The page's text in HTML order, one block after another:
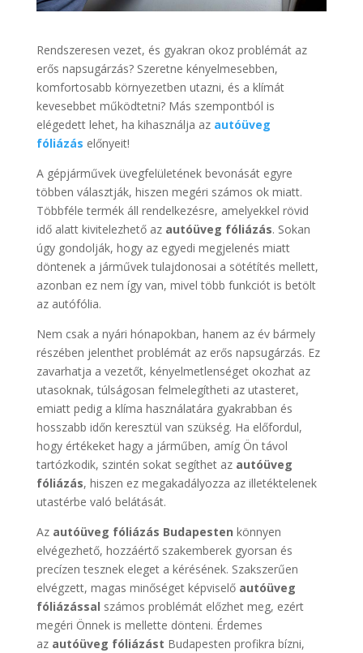
Rendszeresen vezet, és gyakran okoz problémát az
erős napsugárzás? Szeretne kényelmesebben,
komfortosabb környezetben utazni, és a klímát
kevesebbet működtetni? Más szempontból is
elégedett lehet, ha kihasználja az autóüveg
fóliázás előnyeit!
A gépjárművek üvegfelületének bevonását egyre
többen választják, hiszen megéri számos ok miatt.
Többféle termék áll rendelkezésre, amelyekkel rövid
idő alatt kivitelezhető az autóüveg fóliázás. Sokan
úgy gondolják, hogy az egyedi megjelenés miatt
döntenek a járművek tulajdonosai a sötétítés mellett,
azonban ez nem így van, mivel több funkciót is betölt
az autófólia.
Nem csak a nyári hónapokban, hanem az év bármely
részében jelenthet problémát az erős napsugárzás. Ez
zavarhatja a vezetőt, kényelmetlenséget okozhat az
utasoknak, túlságosan felmelegítheti az utasteret,
emiatt pedig a klíma használatára gyakrabban és
hosszabb időn keresztül van szükség. Ha előfordul,
hogy értékeket hagy a járműben, amíg Ön távol
tartózkodik, szintén sokat segíthet az autóüveg
fóliázás, hiszen ez megakadályozza az illetéktelenek
utastérbe való belátását.
Azautóüveg fóliázás Budapesten könnyen
elvégezhető, hozzáértő szakemberek gyorsan és
precízen tesznek eleget a kérésének. Szakszerűen
elvégzett, magas minőséget képviselő autóüveg
fóliázással számos problémát előzhet meg, ezért
megéri Önnek is mellette dönteni. Érdemes
az autóüveg fóliázást Budapesten profikra bízni,